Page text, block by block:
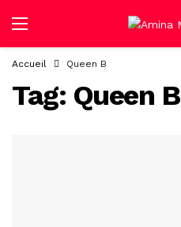
Accueil Queen B
Tag: Queen B